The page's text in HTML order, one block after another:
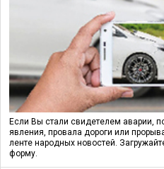
Если Вы стали свидетелем аварии,
явления, провала дороги или
ленте народных новостей.
форму.